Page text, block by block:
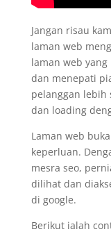
Jangan risau
laman web
laman web
dan menepati
pelanggan lebih
dan loading
Laman web
keperluan.
mesra seo,
dilihat dan
di google.
Berikut ialah